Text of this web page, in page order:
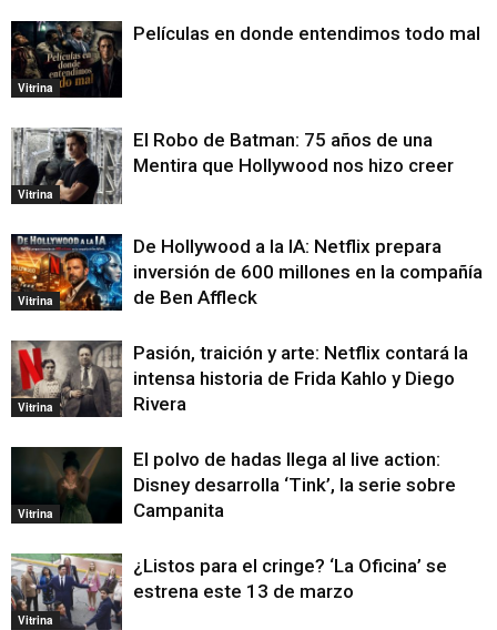
Vitrina
Películas en donde entendimos todo mal
Vitrina
El Robo de Batman: 75 años de una
Mentira que Hollywood nos hizo creer
Vitrina
De Hollywood a la IA: Netflix prepara
inversión de 600 millones en la compañía
de Ben Affleck
Vitrina
Pasión, traición y arte: Netflix contará la
intensa historia de Frida Kahlo y Diego
Rivera
Vitrina
El polvo de hadas llega al live action:
Disney desarrolla ‘Tink’, la serie sobre
Campanita
Vitrina
¿Listos para el cringe? ‘La Oficina’ se
estrena este 13 de marzo